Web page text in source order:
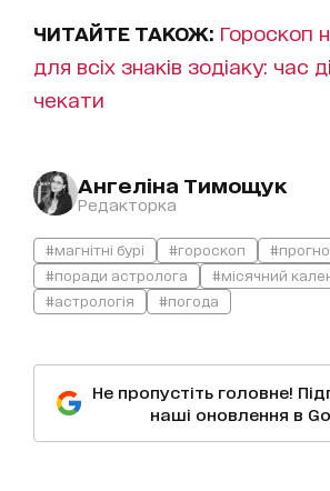
ЧИТАЙТЕ ТАКОЖ: Гороскоп
для всіх знаків зодіаку: час
чекати
Ангеліна Тимощук
Редакторка
#магнітні бурі #гороскоп
#поради астролога
#місячний
#астрологія
#погода
Не пропустіть головне!
наші оновлення в